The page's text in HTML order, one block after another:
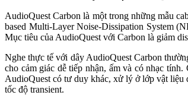
AudioQuest Carbon là một trong những mẫu
based Multi-Layer Noise-Dissipation System
Mục tiêu của AudioQuest với Carbon là giảm
Nghe thực tế với dây AudioQuest Carbon
cho cảm giác dễ tiếp nhận, ấm và có nhạc
AudioQuest có tư duy khác, xử lý ở lớp vật liệu
tốc độ transient.